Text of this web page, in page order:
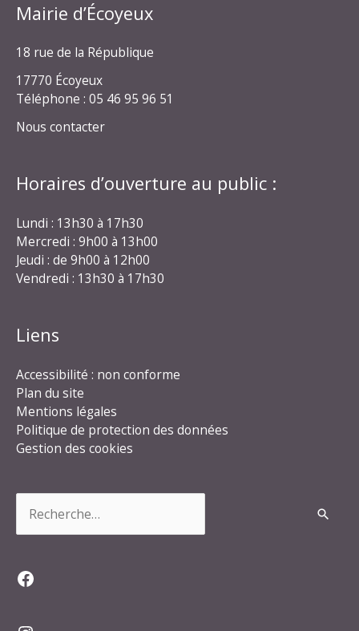
Mairie d’Écoyeux
18 rue de la République
17770 Écoyeux
Téléphone : 05 46 95 96 51
Nous contacter
Horaires d’ouverture au public :
Lundi : 13h30 à 17h30
Mercredi : 9h00 à 13h00
Jeudi : de 9h00 à 12h00
Vendredi : 13h30 à 17h30
Liens
Accessibilité : non conforme
Plan du site
Mentions légales
Politique de protection des données
Gestion des cookies
Facebook